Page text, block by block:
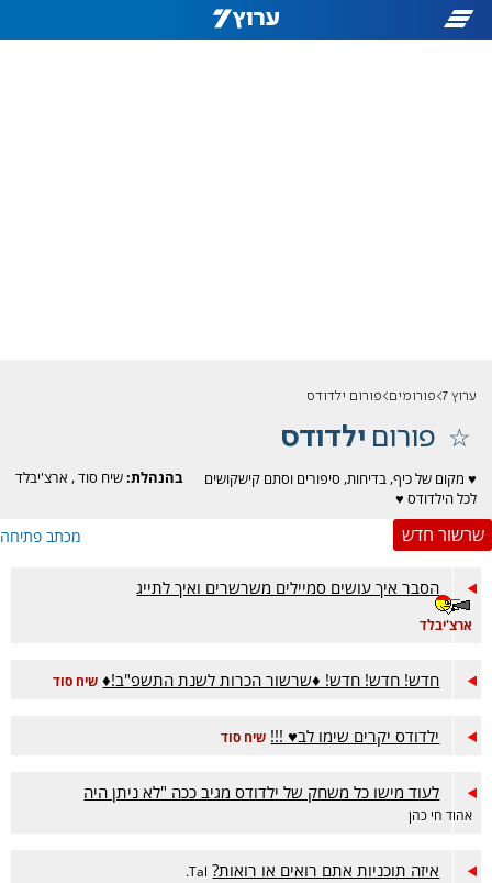
ערוץ 7 פורומים פורום ילדודס
פורום ילדודס
בהנהלת:שיח סוד, ארצ'יבלד
♥ מקום של כיף, בדיחות, סיפורים וסתם קישקושים
לכל הילדודס ♥
מכתב פתיחה שרשור חדש
הסבר איך עושים סמיילים משרשרים ואיך לתייג
ארצ'יבלד
חדש! חדש! חדש! ♦שרשור הכרות לשנת התשפ"ב!♦ שיח סוד
ילדודס יקרים שימו לב♥ !!! שיח סוד
לעוד מישו כל משחק של ילדודס מגיב ככה "‏לא ניתן היה
אהוד חי כהן
איזה תוכניות אתם רואים או רואות? Tal.